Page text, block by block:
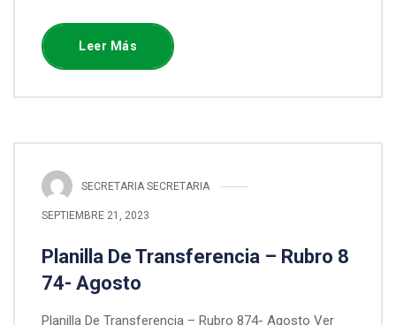
Leer Más
SECRETARIA SECRETARIA
SEPTIEMBRE 21, 2023
Planilla De Transferencia – Rubro 8
74- Agosto
Planilla De Transferencia – Rubro 874- Agosto Ver